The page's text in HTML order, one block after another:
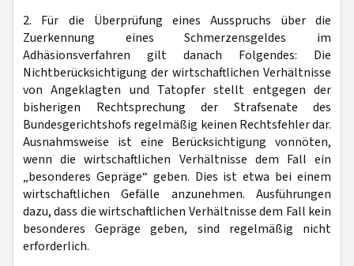
2. Für die Überprüfung eines Ausspruchs über die
Zuerkennung eines Schmerzensgeldes im
Adhäsionsverfahren gilt danach Folgendes: Die
Nichtberücksichtigung der wirtschaftlichen Verhältnisse
von Angeklagten und Tatopfer stellt entgegen der
bisherigen Rechtsprechung der Strafsenate des
Bundesgerichtshofs regelmäßig keinen Rechtsfehler dar.
Ausnahmsweise ist eine Berücksichtigung vonnöten,
wenn die wirtschaftlichen Verhältnisse dem Fall ein
„besonderes Gepräge“ geben. Dies ist etwa bei einem
wirtschaftlichen Gefälle anzunehmen. Ausführungen
dazu, dass die wirtschaftlichen Verhältnisse dem Fall kein
besonderes Gepräge geben, sind regelmäßig nicht
erforderlich.